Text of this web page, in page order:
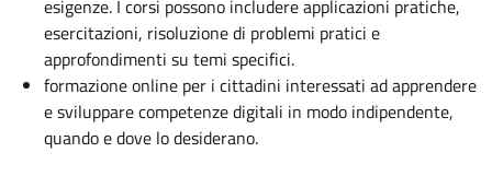
esigenze. I corsi possono includere applicazioni pratiche,
esercitazioni, risoluzione di problemi pratici e
approfondimenti su temi specifici.
formazione online per i cittadini interessati ad apprendere
e sviluppare competenze digitali in modo indipendente,
quando e dove lo desiderano.